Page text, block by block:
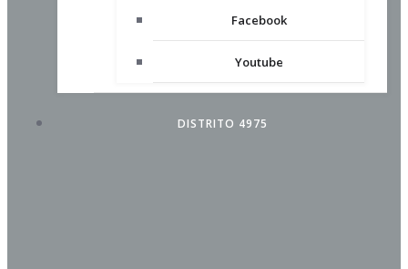
Facebook
Youtube
DISTRITO 4975